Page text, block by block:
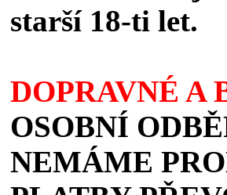
starší 18-ti let.
DOPRAVNÉ A
OSOBNÍ
NEMÁME